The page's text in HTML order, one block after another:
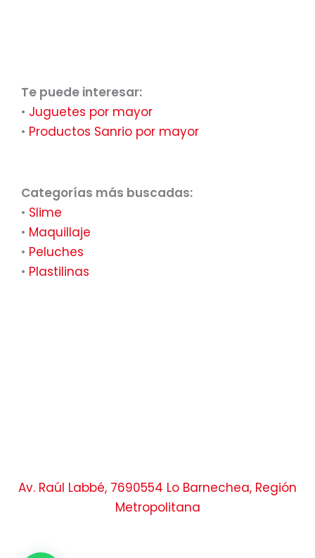
Te puede interesar:
• Juguetes por mayor
• Productos Sanrio por mayor
Categorías más buscadas:
• Slime
• Maquillaje
• Peluches
• Plastilinas
Av. Raúl Labbé, 7690554 Lo Barnechea, Región
Metropolitana